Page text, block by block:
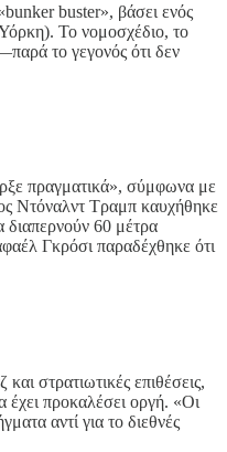
buster», βάσει ενός
Το νομοσχέδιο, το
το γεγονός ότι δεν
πραγματικά», σύμφωνα με
Ντόναλντ Τραμπ καυχήθηκε
διαπερνούν 60 μέτρα
Γκρόσι παραδέχθηκε ότι
στρατιωτικές επιθέσεις,
έχει προκαλέσει οργή. «Οι
αντί για το διεθνές